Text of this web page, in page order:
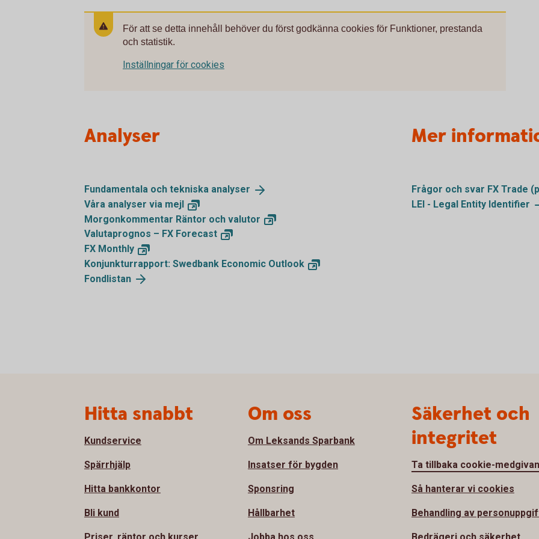
För att se detta innehåll behöver du först godkänna cookies för Funktioner, prestanda
och statistik.
Inställningar för cookies
Analyser
Fundamentala och tekniska analyser
Våra analyser via mejl
Morgonkommentar Räntor och valutor
Valutaprognos – FX Forecast
FX Monthly
Konjunkturrapport: Swedbank Economic Outlook
Fondlistan
Mer
Frågor och svar FX Trade
LEI - Legal Entity Identifier
Hitta snabbt
Kundservice
Spärrhjälp
Hitta bankkontor
Bli kund
Om oss
Om Leksands Sparbank
Insatser för bygden
Sponsring
Hållbarhet
Säkerhet och
integritet
Ta tillbaka cookie-
Så hanterar vi cookies
Behandling av